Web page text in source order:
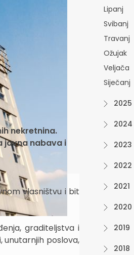
nekretnina.
javna nabava i
vlasništvu i bit
graditeljstva i
unutarnjih poslova,
Lipanj
Svibanj
Travanj
Ožujak
Veljača
Siječanj
2025
2024
2023
2022
2021
2020
2019
2018